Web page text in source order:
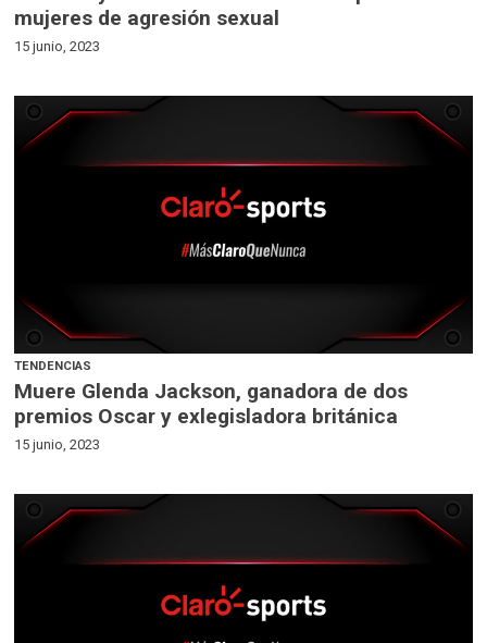
mujeres de agresión sexual
15 junio, 2023
TENDENCIAS
Muere Glenda Jackson, ganadora de dos
premios Oscar y exlegisladora británica
15 junio, 2023